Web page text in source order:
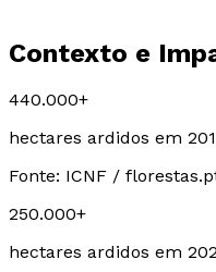
Contexto e
440.000+
hectares ardidos em
Fonte: ICNF /
250.000+
hectares ardidos em